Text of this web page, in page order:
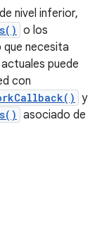
nivel inferior,
o los
que necesita
puede
con
y
asociado de